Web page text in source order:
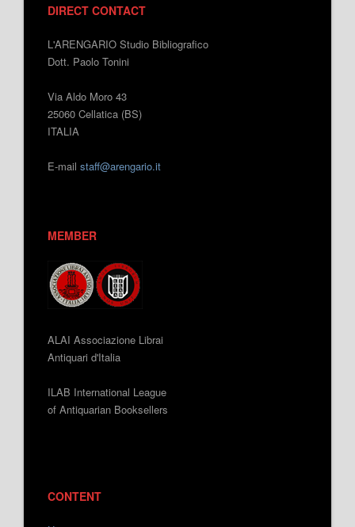
DIRECT CONTACT
L'ARENGARIO Studio Bibliografico
Dott. Paolo Tonini
Via Aldo Moro 43
25060 Cellatica (BS)
ITALIA
E-mail staff@arengario.it
MEMBER
ALAI Associazione Librai
Antiquari d'Italia
ILAB International League
of Antiquarian Booksellers
CONTENT